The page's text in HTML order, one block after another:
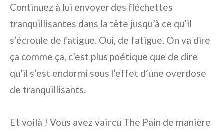
Continuez à lui envoyer des fléchettes
tranquillisantes dans la tête jusqu’à ce qu’il
s’écroule de fatigue. Oui, de fatigue. On va dire
ça comme ça, c’est plus poétique que de dire
qu’il s’est endormi sous l’effet d’une overdose
de tranquillisants.
Et voilà ! Vous avez vaincu The Pain de manière